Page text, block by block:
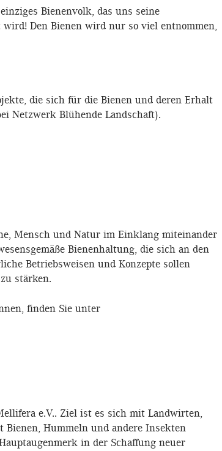
Bienenvolk, das uns seine
Den Bienen wird nur so viel entnommen,
die sich für die Bienen und deren Erhalt
Netzwerk Blühende Landschaft).
Mensch und Natur im Einklang miteinander
Bienenhaltung, die sich an den
Betriebsweisen und Konzepte sollen
stärken.
finden Sie unter
e.V.. Ziel ist es sich mit Landwirten,
Hummeln und andere Insekten
in der Schaffung neuer